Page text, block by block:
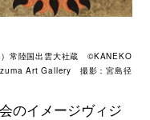
）常陸国出雲大社蔵 ©KANEKO
Art Gallery 撮影：宮島径
のイメージヴィジ